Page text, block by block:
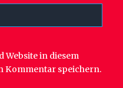
Website in diesem
Kommentar speichern.